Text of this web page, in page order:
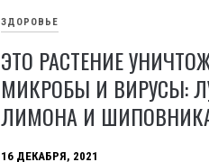
ЗДОРОВЬЕ
ЭТО РАСТЕНИЕ
МИКРОБЫ И ВИРУСЫ:
ЛИМОНА И
16 ДЕКАБРЯ, 2021